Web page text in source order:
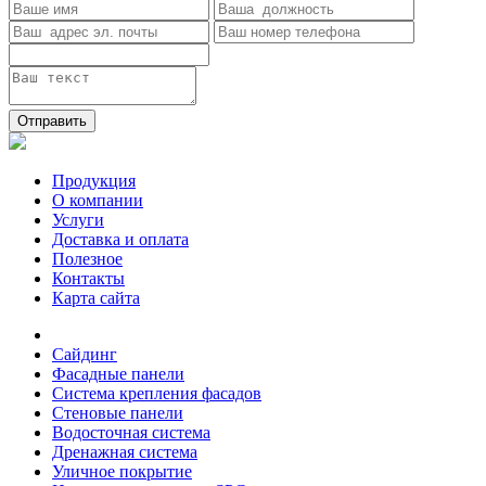
Отправить
Продукция
О компании
Услуги
Доставка и оплата
Полезное
Контакты
Карта сайта
Сайдинг
Фасадные панели
Система крепления фасадов
Стеновые панели
Водосточная система
Дренажная система
Уличное покрытие